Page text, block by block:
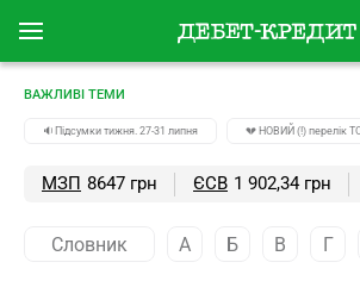
ВАЖЛИВІ ТЕМИ
🔉Підсумки тижня. 27-31 липня 💔 НОВИЙ (!) перелік
МЗП 8647 грн ЄСВ 1 902,34 грн
Словник А Б В Г